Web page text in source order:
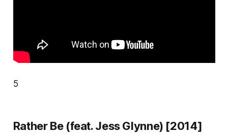
5
Rather Be (feat. Jess Glynne) [2014]